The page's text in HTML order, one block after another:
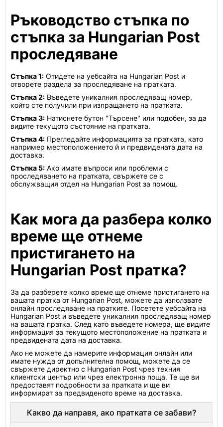
Ръководство стъпка по
стъпка за Hungarian Post
проследяване
Стъпка 1: Отидете на уебсайта на Hungarian Post и
отворете раздела за проследяване на пратката.
Стъпка 2: Въведете уникалния проследяващ номер,
който сте получили при изпращането на пратката.
Стъпка 3: Натиснете бутон "Търсене" или подобен, за да
видите текущото състояние на пратката.
Стъпка 4: Прегледайте информацията за пратката, като
например местоположението й и предвидената дата на
доставка.
Стъпка 5: Ако имате въпроси или проблеми с
проследяването на пратката, свържете се с
обслужващия отдел на Hungarian Post за помощ.
Как мога да разбера колко
време ще отнеме
пристигането на
Hungarian Post пратка?
За да разберете колко време ще отнеме пристигането на
вашата пратка от Hungarian Post, можете да използвате
онлайн проследяване на пратките. Посетете уебсайта на
Hungarian Post и въведете уникалния проследяващ номер
на вашата пратка. След като въведете номера, ще видите
информация за текущото местоположение на пратката и
предвидената дата на доставка.
Ако не можете да намерите информация онлайн или
имате нужда от допълнителна помощ, можете да се
свържете директно с Hungarian Post чрез техния
клиентски център или чрез електронна поща. Те ще ви
предоставят подробности за пратката и ще ви
информират за предвиденото време на доставка.
Какво да направя, ако пратката се забави?